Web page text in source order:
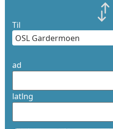
Til
ad
latlng